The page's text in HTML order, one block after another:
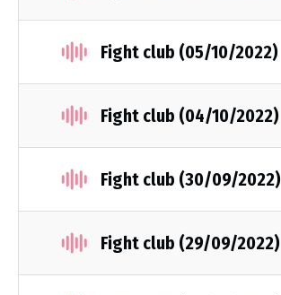
Fight club (05/10/2022)
Fight club (04/10/2022)
Fight club (30/09/2022)
Fight club (29/09/2022)